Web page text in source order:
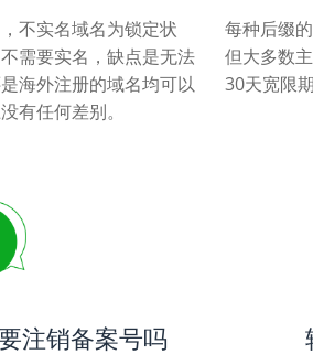
不实名域名为锁定状
需要实名，缺点是无法
海外注册的域名均可以
有任何差别。
每种后缀
但大多数
30天宽限
注销备案号吗